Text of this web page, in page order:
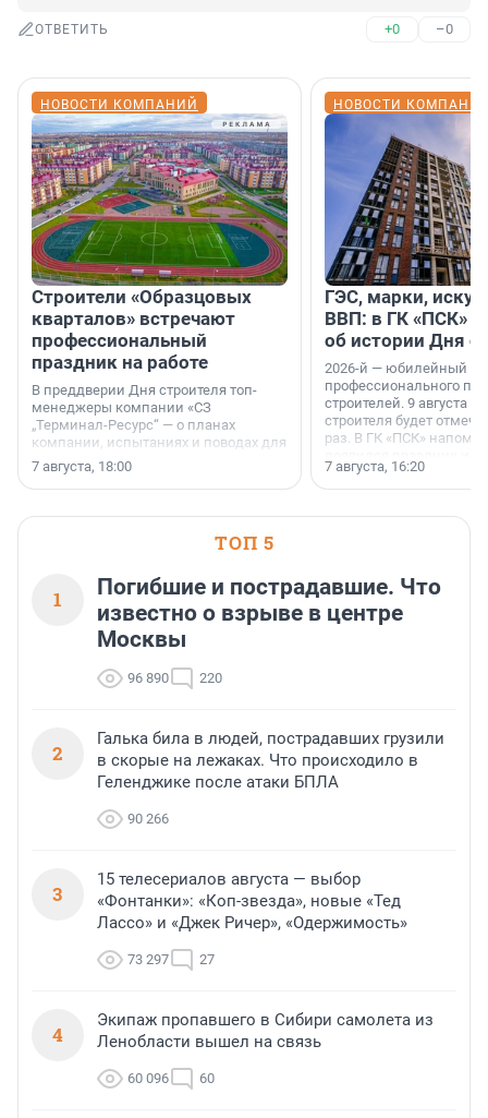
ОТВЕТИТЬ +0 –0
НОВОСТИ КОМПАНИЙ
Строители «Образцовых
кварталов» встречают
профессиональный
праздник на работе
В преддверии Дня строителя топ-
менеджеры компании «СЗ
„Терминал-Ресурс“ — о планах
компании, испытаниях и поводах для
осторожного оптимизма.
7 августа, 18:00
НОВОСТИ
ГЭС, марки,
ВВП: в ГК «ПСК»
об истории Дня
2026-й — юбилейный
профессионального
строителей. 9 августа
строителя будет
раз. В ГК «ПСК»
поменялась роль
7 августа, 16:20
ТОП 5
1
Погибшие и пострадавшие. Что
известно о взрыве в центре
Москвы
96 890 220
2
Галька била в людей, пострадавших грузили
в скорые на лежаках. Что происходило в
Геленджике после атаки БПЛА
90 266
3
15 телесериалов августа — выбор
«Фонтанки»: «Коп-звезда», новые «Тед
Лассо» и «Джек Ричер», «Одержимость»
73 297 27
4
Экипаж пропавшего в Сибири самолета из
Ленобласти вышел на связь
60 096 60